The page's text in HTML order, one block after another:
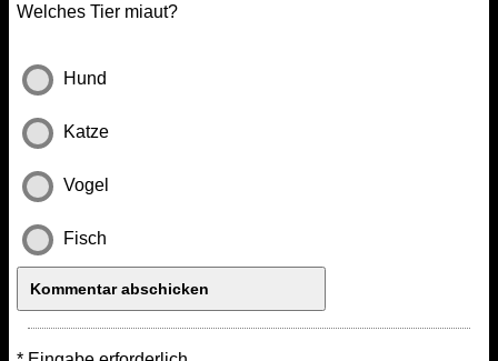
Welches Tier miaut?
Hund
Katze
Vogel
Fisch